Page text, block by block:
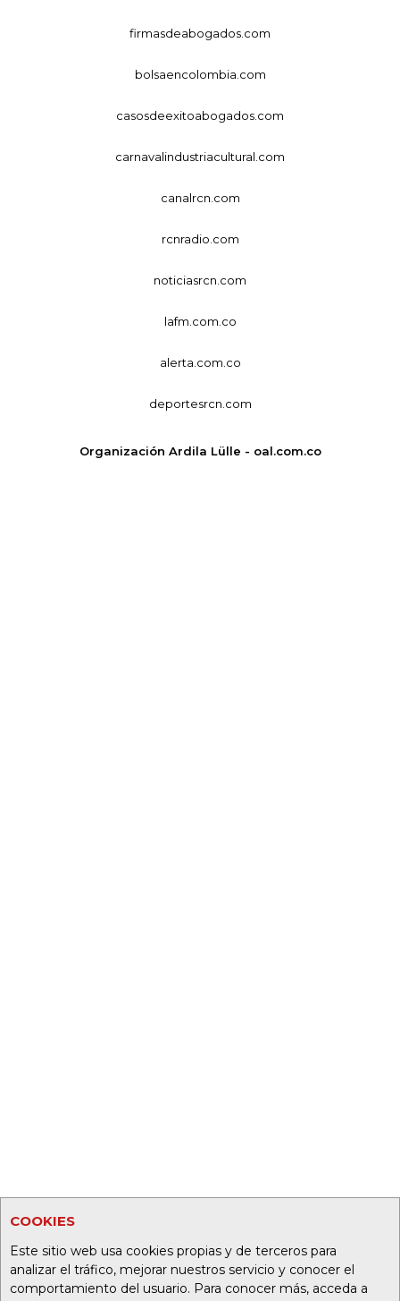
COOKIES
Este sitio web usa cookies propias y de terceros para
analizar el tráfico, mejorar nuestros servicio y conocer el
comportamiento del usuario. Para conocer más, acceda a
firmasdeabogados.com
bolsaencolombia.com
casosdeexitoabogados.com
carnavalindustriacultural.com
canalrcn.com
rcnradio.com
noticiasrcn.com
lafm.com.co
alerta.com.co
deportesrcn.com
Organización Ardila Lülle - oal.com.co